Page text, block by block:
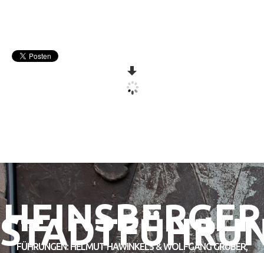
HEINSBERGER
FÜHRUNGEN: HELMUT HAWINKELS & WOLFGANG GRUBER,